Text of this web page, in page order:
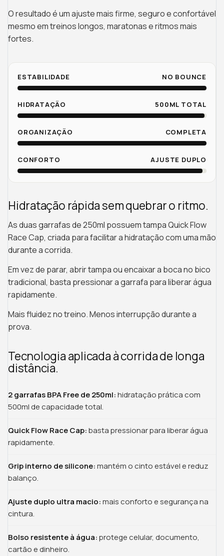
O resultado é um ajuste mais firme, seguro e confortável
mesmo em treinos longos, maratonas e ritmos mais
fortes.
ESTABILIDADE NO BOUNCE
HIDRATAÇÃO 500ML TOTAL
ORGANIZAÇÃO COMPLETA
CONFORTO AJUSTE DUPLO
Hidratação rápida sem quebrar o ritmo.
As duas garrafas de 250ml possuem tampa Quick Flow
Race Cap, criada para facilitar a hidratação com uma mão
durante a corrida.
Em vez de parar, abrir tampa ou encaixar a boca no bico
tradicional, basta pressionar a garrafa para liberar água
rapidamente.
Mais fluidez no treino. Menos interrupção durante a
prova.
Tecnologia aplicada à corrida de longa
distância.
2 garrafas BPA Free de 250ml:hidratação prática com
500ml de capacidade total.
Quick Flow Race Cap:basta pressionar para liberar água
rapidamente.
Grip interno de silicone:mantém o cinto estável e reduz
balanço.
Ajuste duplo ultra macio:mais conforto e segurança na
cintura.
Bolso resistente à água:protege celular, documento,
cartão e dinheiro.